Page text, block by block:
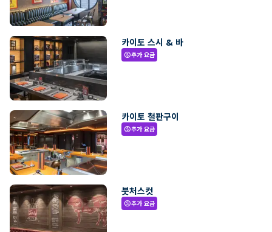
카이토 스시 & 바
paid추가 요금
카이토 철판구이
paid추가 요금
붓처스컷
paid추가 요금